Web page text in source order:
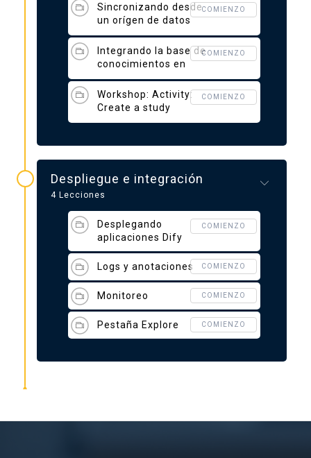
Sincronizando desde
un orígen de datos
web
COMIENZO
Integrando la base de
conocimientos en
aplicaciones Dify
COMIENZO
Workshop: Activity:
Create a study
application
COMIENZO
Despliegue e integración
4 Lecciones
Desplegando
aplicaciones Dify
COMIENZO
Logs y anotaciones COMIENZO
Monitoreo COMIENZO
Pestaña Explore COMIENZO